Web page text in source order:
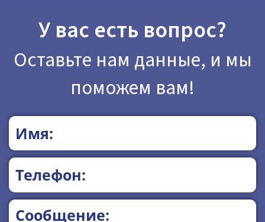
У вас есть вопрос?
Оставьте нам данные, и мы
поможем вам!